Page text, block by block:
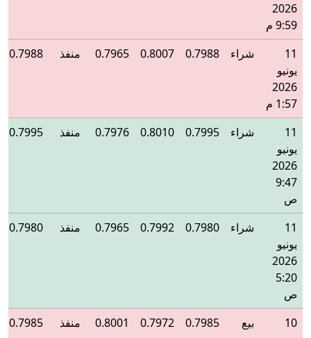
2026
9:59 م
11
يونيو
2026
1:57 م
شراء 0.7988
0.8007
0.7965 منفذ 0.7988
11
يونيو
2026
9:47
ص
شراء 0.7995
0.8010
0.7976 منفذ 0.7995
11
يونيو
2026
5:20
ص
شراء 0.7980
0.7992
0.7965 منفذ 0.7980
10
بيع 0.7985
0.7972
0.8001 منفذ 0.7985